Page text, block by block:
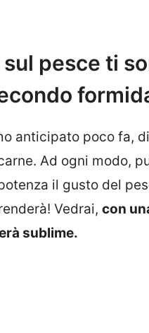
sul pesce ti
anticipato poco fa,
Ad ogni modo,
il gusto del
Vedrai, con
sublime.